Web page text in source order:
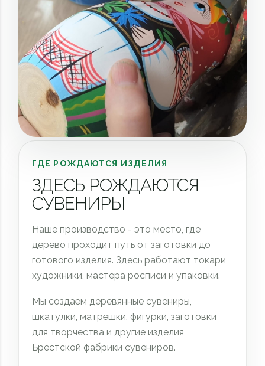
ГДЕ РОЖДАЮТСЯ ИЗДЕЛИЯ
ЗДЕСЬ РОЖДАЮТСЯ
СУВЕНИРЫ
Наше производство - это место, где
дерево проходит путь от заготовки до
готового изделия. Здесь работают токари,
художники, мастера росписи и упаковки.
Мы создаём деревянные сувениры,
шкатулки, матрёшки, фигурки, заготовки
для творчества и другие изделия
Брестской фабрики сувениров.